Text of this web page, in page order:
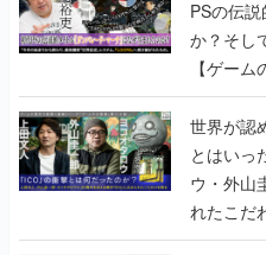
PSの伝
か？そし
【ゲーム
世界が認
とはいっ
ウ・外山
れたこだ
画書】